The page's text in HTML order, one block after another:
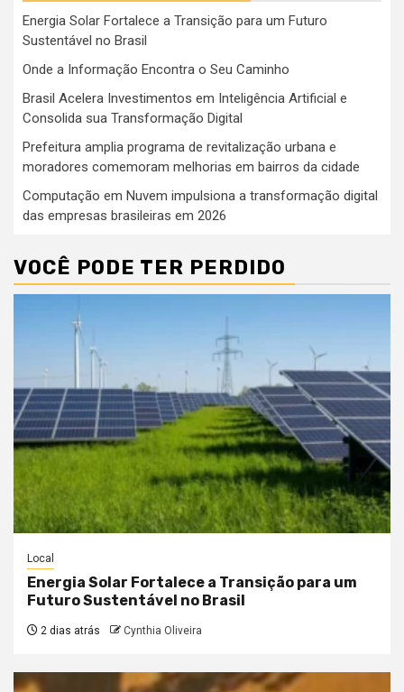
Energia Solar Fortalece a Transição para um Futuro
Sustentável no Brasil
Onde a Informação Encontra o Seu Caminho
Brasil Acelera Investimentos em Inteligência Artificial e
Consolida sua Transformação Digital
Prefeitura amplia programa de revitalização urbana e
moradores comemoram melhorias em bairros da cidade
Computação em Nuvem impulsiona a transformação digital
das empresas brasileiras em 2026
VOCÊ PODE TER PERDIDO
Local
Energia Solar Fortalece a Transição para um
Futuro Sustentável no Brasil
2 dias atrás Cynthia Oliveira